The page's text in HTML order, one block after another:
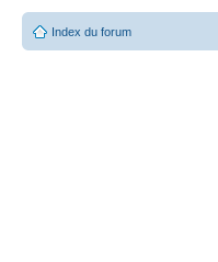
Index du forum